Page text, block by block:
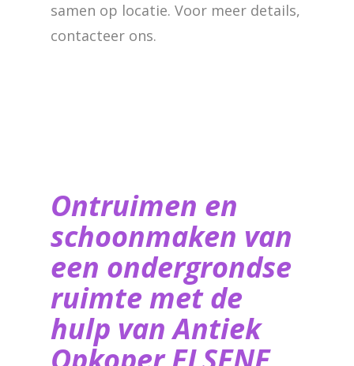
samen op locatie. Voor meer details,
contacteer ons.
Ontruimen en
schoonmaken van
een ondergrondse
ruimte met de
hulp van ​Antiek